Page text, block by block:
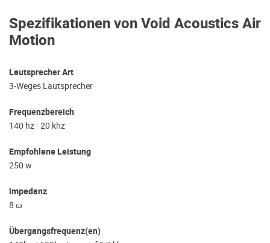
Spezifikationen von Void Acoustics Air
Motion
Lautsprecher Art
3-Weges Lautsprecher
Frequenzbereich
140 hz - 20 khz
Empfohlene Leistung
250 w
impedanz
8 ω
Übergangsfrequenz(en)